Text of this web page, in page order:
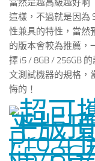
當然是越高級越好啊
這樣，不過就是因為
性兼具的特性，當然
的版本會較為推薦，
擇 i5 / 8GB / 256GB
文測試機器的規格，
悔的！